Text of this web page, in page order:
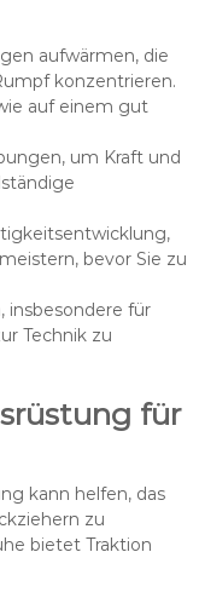
aufwärmen, die
konzentrieren.
auf einem gut
um Kraft und
bevor Sie zu
insbesondere für
Technik zu
für
kann helfen, das
zu
bietet Traktion